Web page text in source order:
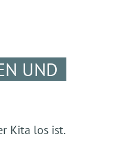
UND
Kita los ist.